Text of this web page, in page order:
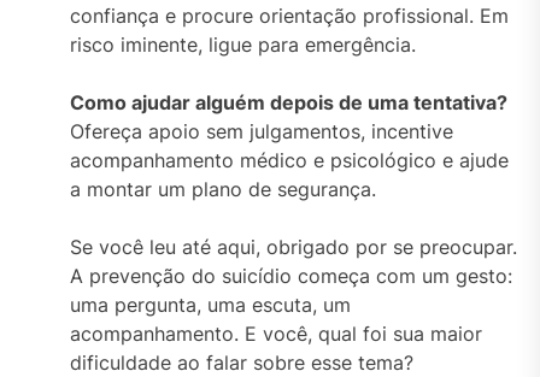
confiança e procure orientação profissional. Em
risco iminente, ligue para emergência.
Como ajudar alguém depois de uma tentativa?
Ofereça apoio sem julgamentos, incentive
acompanhamento médico e psicológico e ajude
a montar um plano de segurança.
Se você leu até aqui, obrigado por se preocupar.
A prevenção do suicídio começa com um gesto:
uma pergunta, uma escuta, um
acompanhamento. E você, qual foi sua maior
dificuldade ao falar sobre esse tema?